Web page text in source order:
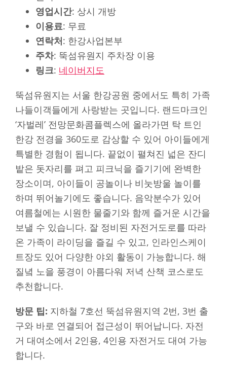
영업시간: 상시 개방
이용료: 무료
연락처: 한강사업본부
주차: 뚝섬유원지 주차장 이용
링크: 네이버지도
뚝섬유원지는 서울 한강공원 중에서도 특히 가족
나들이객들에게 사랑받는 곳입니다. 랜드마크인
‘자벌레’ 전망문화콤플렉스에 올라가면 탁 트인
한강 전경을 360도로 감상할 수 있어 아이들에게
특별한 경험이 됩니다. 끝없이 펼쳐진 넓은 잔디
밭은 돗자리를 펴고 피크닉을 즐기기에 완벽한
장소이며, 아이들이 공놀이나 비눗방울 놀이를
하며 뛰어놀기에도 좋습니다. 음악분수가 있어
여름철에는 시원한 물줄기와 함께 즐거운 시간을
보낼 수 있습니다. 잘 정비된 자전거도로를 따라
온 가족이 라이딩을 즐길 수 있고, 인라인스케이
트장도 있어 다양한 야외 활동이 가능합니다. 해
질녘 노을 풍경이 아름다워 저녁 산책 코스로도
추천합니다.
방문 팁: 지하철 7호선 뚝섬유원지역 2번, 3번 출
구와 바로 연결되어 접근성이 뛰어납니다. 자전
거 대여소에서 2인용, 4인용 자전거도 대여 가능
합니다.